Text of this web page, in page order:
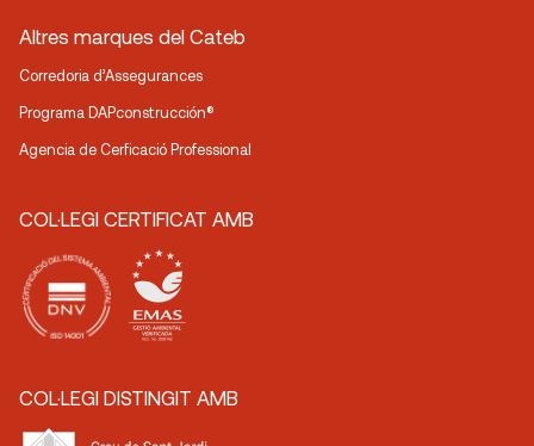
Altres marques del Cateb
Corredoria d’Assegurances
Programa DAPconstrucción®
Agencia de Cerficació Professional
COL·LEGI CERTIFICAT AMB
COL·LEGI DISTINGIT AMB